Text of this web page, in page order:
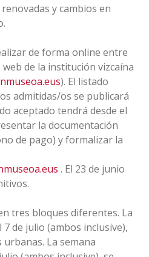
y cambios en
de forma online entre
de la institución vizcaína
). El listado
admitidas/os se publicará
aceptado tendrá desde el
la documentación
de pago) y formalizar la
. El 23 de junio
tres bloques diferentes. La
de julio (ambos inclusive),
La semana